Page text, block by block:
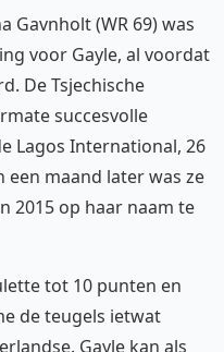
Gavnholt (WR 69) was
voor Gayle, al voordat
De Tsjechische
succesvolle
Lagos International, 26
een maand later was ze
2015 op haar naam te
tot 10 punten en
de teugels ietwat
Gayle kan als